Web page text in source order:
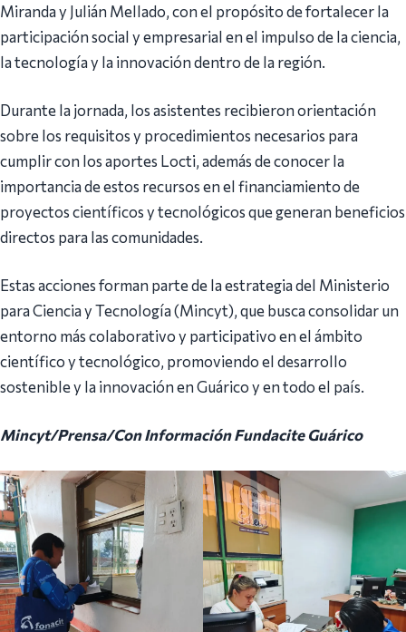
Miranda y Julián Mellado, con el propósito de fortalecer la
participación social y empresarial en el impulso de la ciencia,
la tecnología y la innovación dentro de la región.
Durante la jornada, los asistentes recibieron orientación
sobre los requisitos y procedimientos necesarios para
cumplir con los aportes Locti, además de conocer la
importancia de estos recursos en el financiamiento de
proyectos científicos y tecnológicos que generan beneficios
directos para las comunidades.
Estas acciones forman parte de la estrategia del Ministerio
para Ciencia y Tecnología (Mincyt), que busca consolidar un
entorno más colaborativo y participativo en el ámbito
científico y tecnológico, promoviendo el desarrollo
sostenible y la innovación en Guárico y en todo el país.
Mincyt/Prensa/Con Información Fundacite Guárico